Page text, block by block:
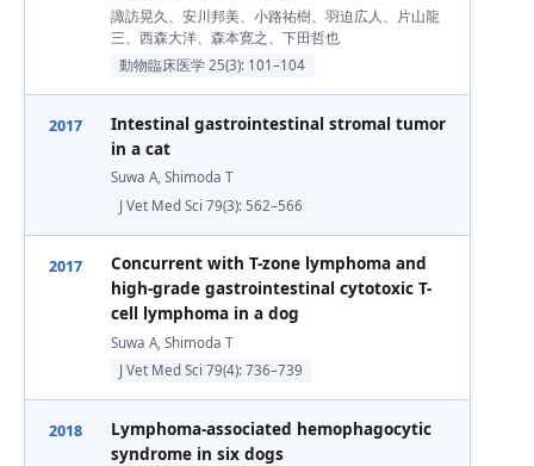
諏訪晃久、安川邦美、小路祐樹、羽迫広人、片山龍
三、西森大洋、森本寛之、下田哲也
動物臨床医学 25(3): 101–104
2017
Intestinal gastrointestinal stromal tumor
in a cat
Suwa A, Shimoda T
J Vet Med Sci 79(3): 562–566
2017
Concurrent with T-zone lymphoma and
high-grade gastrointestinal cytotoxic T-
cell lymphoma in a dog
Suwa A, Shimoda T
J Vet Med Sci 79(4): 736–739
2018
Lymphoma-associated hemophagocytic
syndrome in six dogs